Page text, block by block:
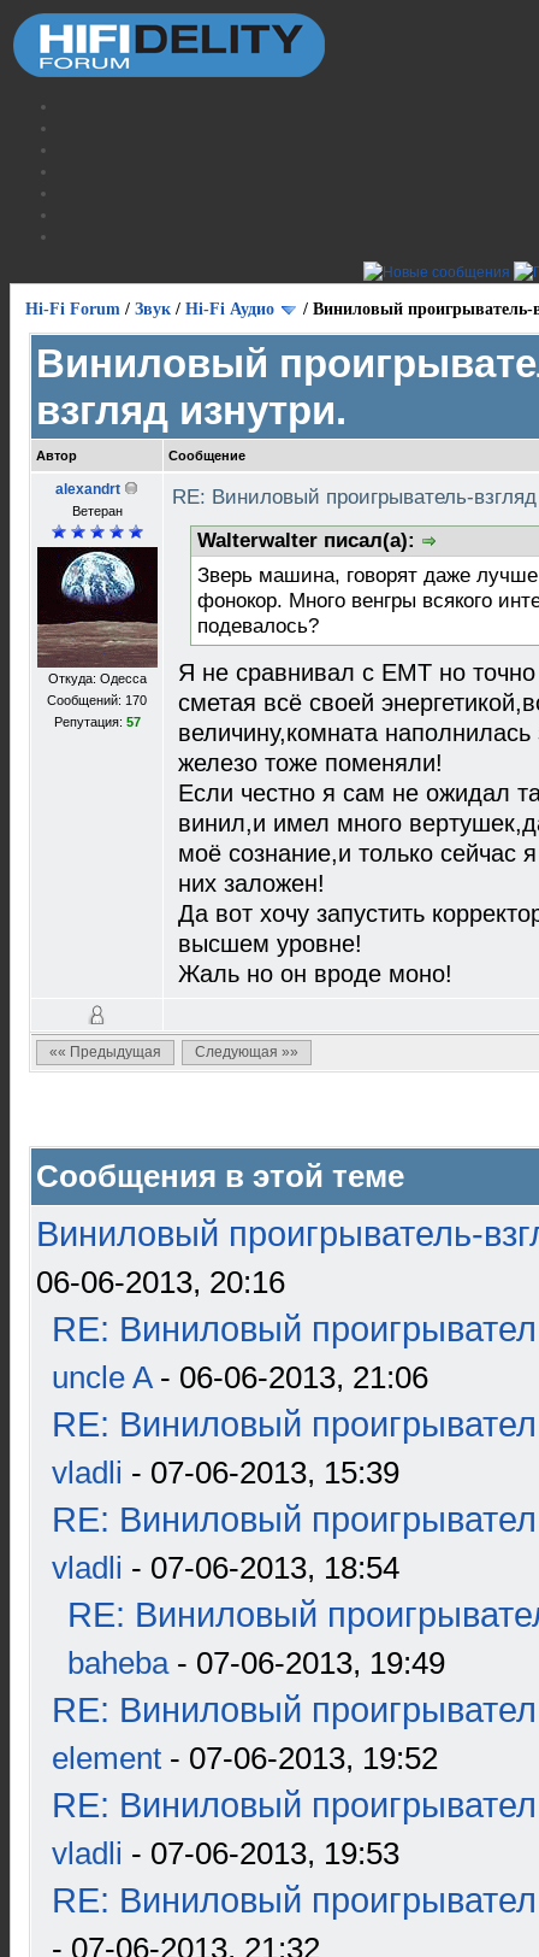
Hi-Fi Forum / Звук / Hi-Fi Аудио / Виниловый проигрыватель-
Виниловый
взгляд изнутри.
Автор Сообщение
alexandrt
Ветеран
Откуда: Одесса
Сообщений: 170
Репутация: 57
RE: Виниловый проигрыватель-
Walterwalter писал(а):
Зверь машина, говорят даже
фонокор. Много венгры всякого
подевалось?
Я не сравнивал с ЕМТ но точно
сметая всё своей
величину,комната
железо тоже поменяли!
Если честно я сам не ожидал
винил,и имел много
моё сознание,и только сейчас
них заложен!
Да вот хочу запустить
высшем уровне!
Жаль но он вроде моно!
«« Предыдущая Следующая »»
Сообщения в этой теме
Виниловый проигрыватель-
06-06-2013, 20:16
RE: Виниловый
uncle A- 06-06-2013, 21:06
RE: Виниловый
vladli - 07-06-2013, 15:39
RE: Виниловый
vladli - 07-06-2013, 18:54
RE: Виниловый
baheba- 07-06-2013, 19:49
RE: Виниловый
element - 07-06-2013, 19:52
RE: Виниловый
vladli - 07-06-2013, 19:53
RE: Виниловый
- 07-06-2013, 21:32